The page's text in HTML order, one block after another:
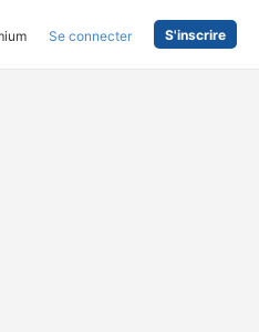
Se connecter S'inscrire